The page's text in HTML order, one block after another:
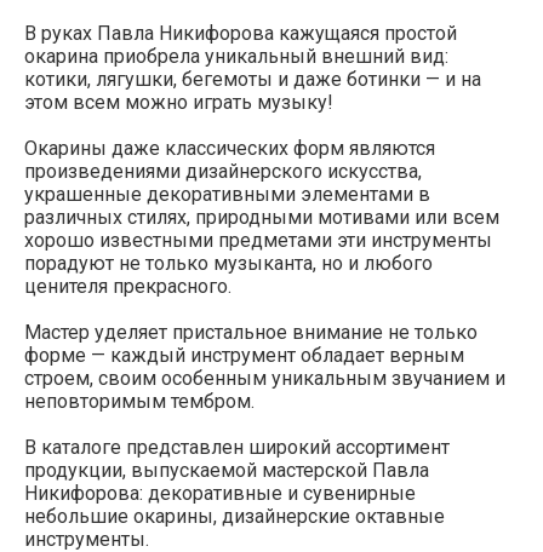
В руках Павла Никифорова кажущаяся простой
окарина приобрела уникальный внешний вид:
котики, лягушки, бегемоты и даже ботинки — и на
этом всем можно играть музыку!
Окарины даже классических форм являются
произведениями дизайнерского искусства,
украшенные декоративными элементами в
различных стилях, природными мотивами или всем
хорошо известными предметами эти инструменты
порадуют не только музыканта, но и любого
ценителя прекрасного.
Мастер уделяет пристальное внимание не только
форме — каждый инструмент обладает верным
строем, своим особенным уникальным звучанием и
неповторимым тембром.
В каталоге представлен широкий ассортимент
продукции, выпускаемой мастерской Павла
Никифорова: декоративные и сувенирные
небольшие окарины, дизайнерские октавные
инструменты.